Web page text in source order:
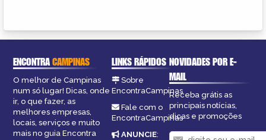
ENCONTRACAMPINAS
O melhor de Campinas
num só lugar! Dicas, onde
ir, o que fazer, as
melhores empresas,
locais, serviços e muito
mais no guia Encontra
LINKS RÁPIDOS
Sobre
EncontraCampinas
Fale com o
EncontraCampinas
ANUNCIE:
NOVIDADES POR E-
MAIL
Receba grátis as
principais notícias,
dicas e promoções